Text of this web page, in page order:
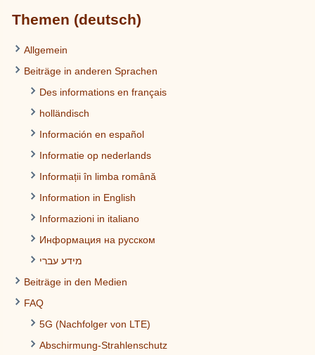
Themen (deutsch)
Allgemein
Beiträge in anderen Sprachen
Des informations en français
holländisch
Información en español
Informatie op nederlands
Informații în limba română
Information in English
Informazioni in italiano
Информация на русском
מידע עברי
Beiträge in den Medien
FAQ
5G (Nachfolger von LTE)
Abschirmung-Strahlenschutz